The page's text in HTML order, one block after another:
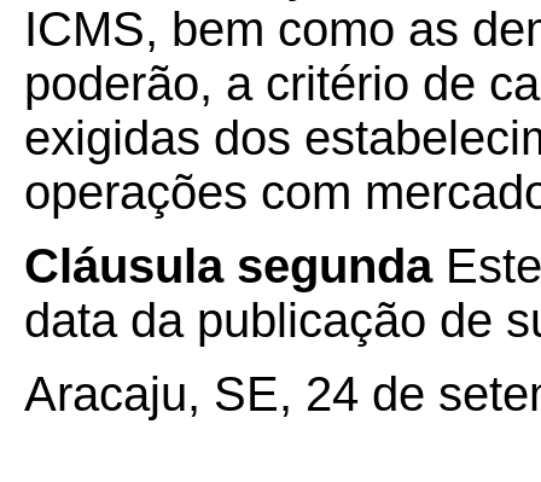
ICMS, bem como as
poderão, a critério de
exigidas dos
operações com
Cláusula segunda
data da publicação de
Aracaju, SE, 24 de